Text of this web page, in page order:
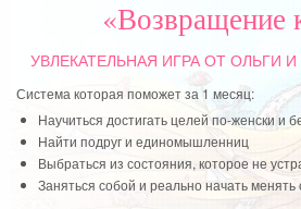
«Возвращение
УВЛЕКАТЕЛЬНАЯ ИГРАОТ ОЛЬГИ И
Система которая поможет за 1 месяц:
Научиться достигать целей по-женски и
Найти подруг и единомышленниц
Выбраться из состояния, которое не
Заняться собой и реально начать